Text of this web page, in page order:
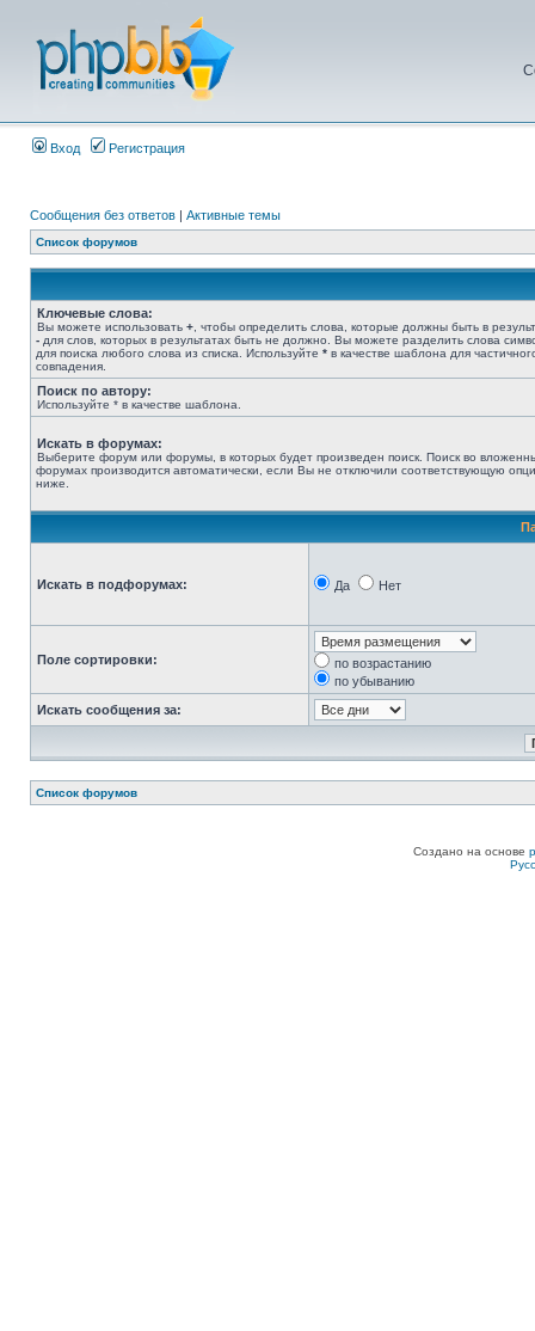
Вход Регистрация
Сообщения без ответов | Активные темы
Список форумов
Ключевые слова:
Вы можете использовать + , чтобы определить слова, которые должны быть в
- для слов, которых в результатах быть не должно. Вы можете разделить слова
для поиска любого слова из списка. Используйте * в качестве шаблона для
совпадения.
Поиск по автору:
Используйте * в качестве шаблона.
Искать в форумах:
Выберите форум или форумы, в которых будет произведен поиск. Поиск во
форумах производится автоматически, если Вы не отключили соответствующую
ниже.
Искать в подфорумах: Да Нет
Поле сортировки:
по возрастанию
по убыванию
Искать сообщения за:
Список форумов
Создано на основе